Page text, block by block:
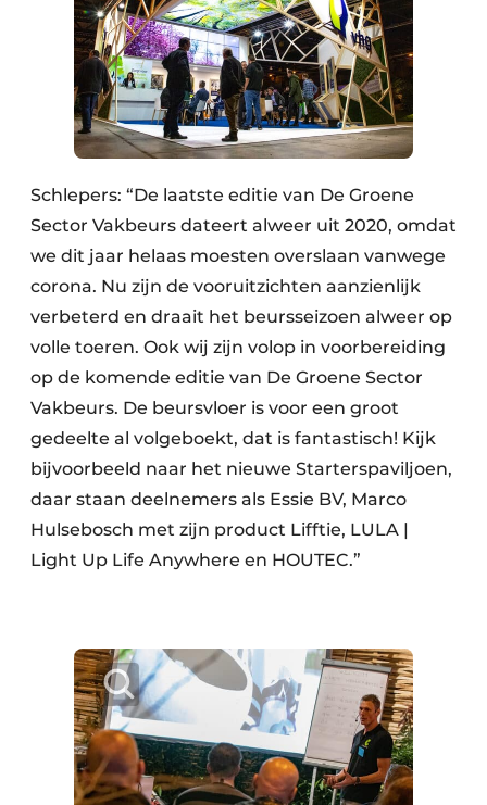
Schlepers: “De laatste editie van De Groene
Sector Vakbeurs dateert alweer uit 2020, omdat
we dit jaar helaas moesten overslaan vanwege
corona. Nu zijn de vooruitzichten aanzienlijk
verbeterd en draait het beursseizoen alweer op
volle toeren. Ook wij zijn volop in voorbereiding
op de komende editie van De Groene Sector
Vakbeurs. De beursvloer is voor een groot
gedeelte al volgeboekt, dat is fantastisch! Kijk
bijvoorbeeld naar het nieuwe Starterspaviljoen,
daar staan deelnemers als Essie BV, Marco
Hulsebosch met zijn product Lifftie, LULA |
Light Up Life Anywhere en HOUTEC.”